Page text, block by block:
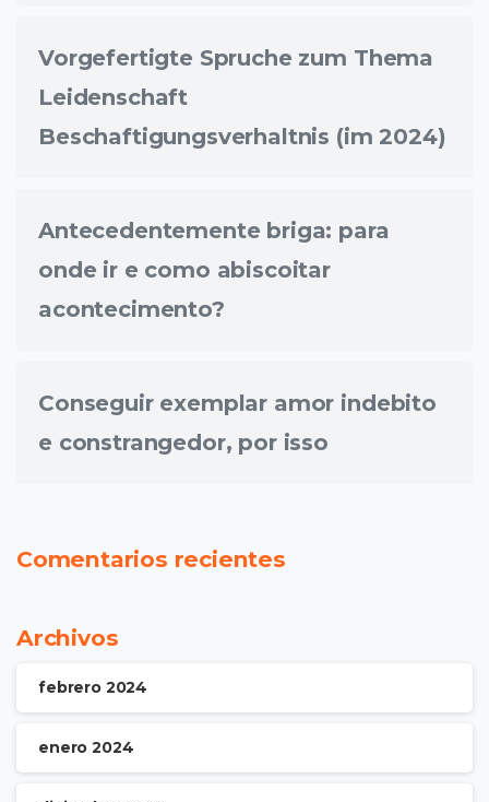
Vorgefertigte Spruche zum Thema
Leidenschaft
Beschaftigungsverhaltnis (im 2024)
Antecedentemente briga: para
onde ir e como abiscoitar
acontecimento?
Conseguir exemplar amor indebito
e constrangedor, por isso
Comentarios recientes
Archivos
febrero 2024
enero 2024